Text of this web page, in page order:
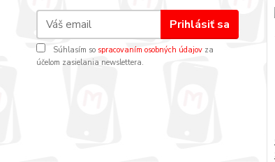
Prihlásiť sa
Súhlasím so spracovaním osobných údajov za
účelom zasielania newslettera.